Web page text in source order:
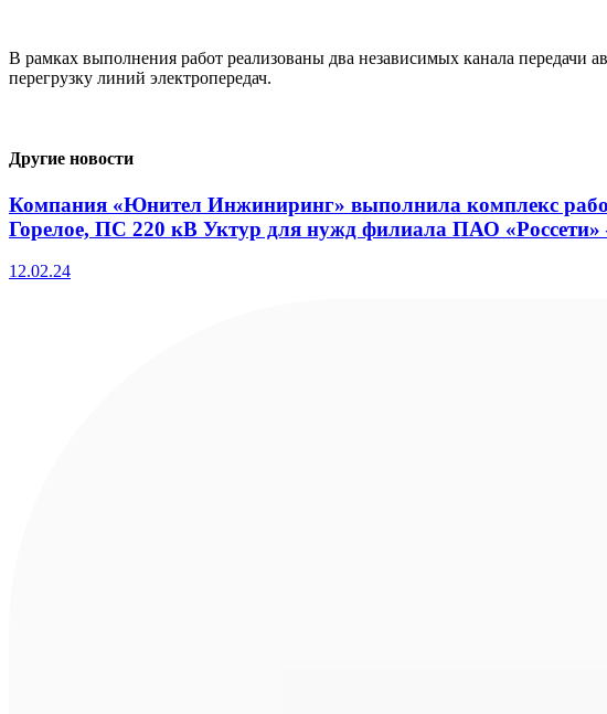
В рамках выполнения работ реализованы два независимых канала
перегрузку линий электропередач.
Другие новости
Компания «Юнител Инжиниринг» выполнила комплекс
Горелое, ПС 220 кВ Уктур для нужд филиала ПАО
12.02.24